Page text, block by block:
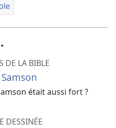
DE LA BIBLE
était aussi fort ?
DESSINÉE